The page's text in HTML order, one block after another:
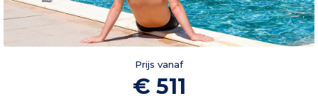
Prijs vanaf
€ 511